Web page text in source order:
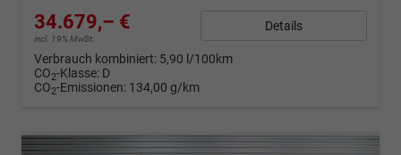
34.679,– €
incl. 19% MwSt.
Details
Verbrauch kombiniert: 5,90 l/100km
CO2-Klasse: D
CO2-Emissionen: 134,00 g/km